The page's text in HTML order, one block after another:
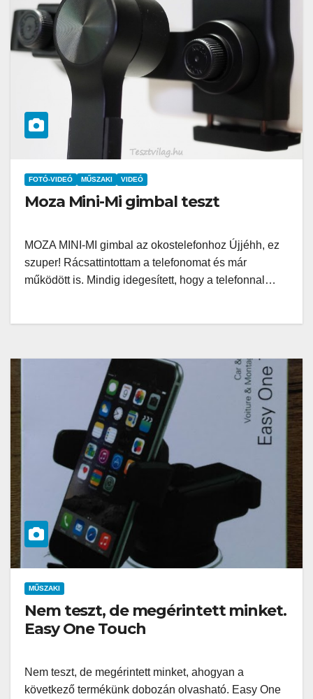
FOTÓ-VIDEÓ MŰSZAKI VIDEÓ
Moza Mini-Mi gimbal teszt
MOZA MINI-MI gimbal az okostelefonhoz Újjéhh, ez
szuper! Rácsattintottam a telefonomat és már
működött is. Mindig idegesített, hogy a telefonnal…
MŰSZAKI
Nem teszt, de megérintett minket.
Easy One Touch
Nem teszt, de megérintett minket, ahogyan a
következő termékünk dobozán olvasható. Easy One